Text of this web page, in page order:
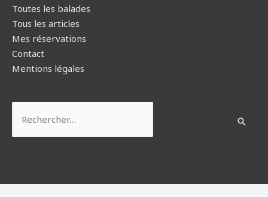
Toutes les balades
Tous les articles
Mes réservations
Contact
Mentions légales